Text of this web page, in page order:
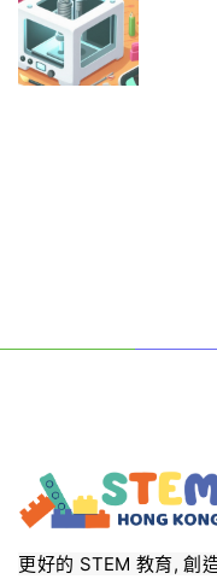
更好的 STEM 教育, 創